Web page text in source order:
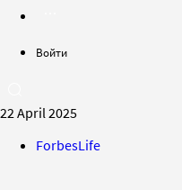
Войти
22 April 2025
ForbesLife